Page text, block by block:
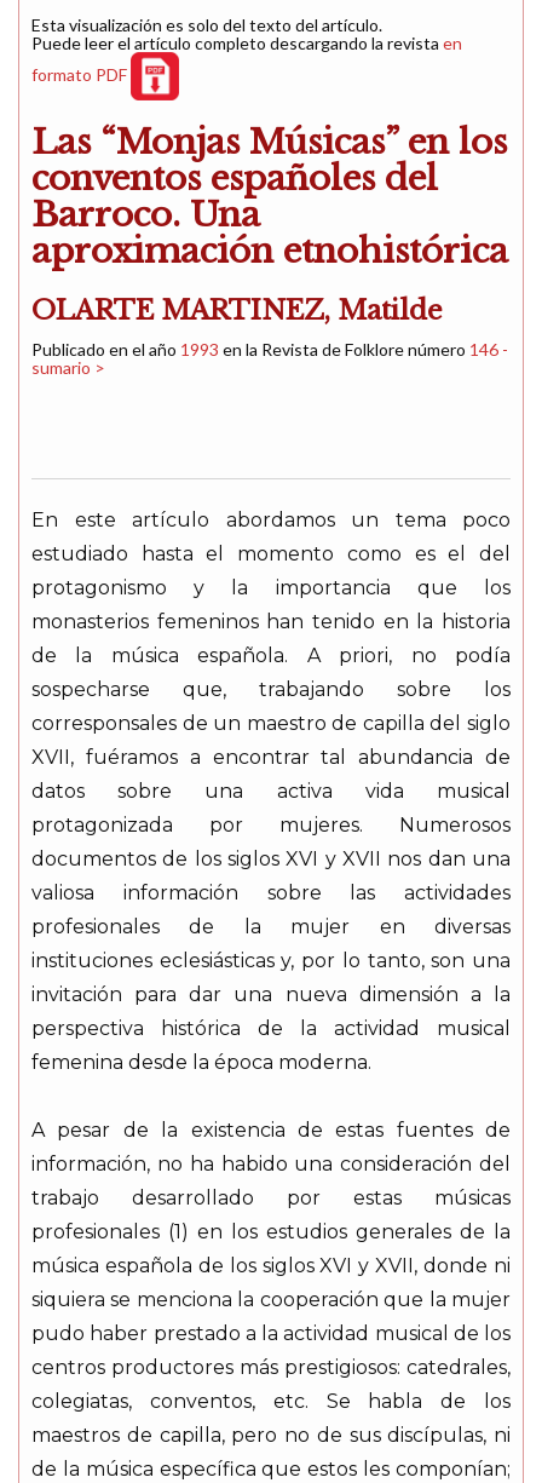
Esta visualización es solo del texto del artículo.
Puede leer el artículo completo descargando la revista en
formato PDF
Las “Monjas Músicas” en los
conventos españoles del
Barroco. Una
aproximación etnohistórica
OLARTE MARTINEZ, Matilde
Publicado en el año 1993 en la Revista de Folklore número 146 -
sumario >
En este artículo abordamos un tema poco
estudiado hasta el momento como es el del
protagonismo y la importancia que los
monasterios femeninos han tenido en la historia
de la música española. A priori, no podía
sospecharse que, trabajando sobre los
corresponsales de un maestro de capilla del siglo
XVII, fuéramos a encontrar tal abundancia de
datos sobre una activa vida musical
protagonizada por mujeres. Numerosos
documentos de los siglos XVI y XVII nos dan una
valiosa información sobre las actividades
profesionales de la mujer en diversas
instituciones eclesiásticas y, por lo tanto, son una
invitación para dar una nueva dimensión a la
perspectiva histórica de la actividad musical
femenina desde la época moderna.
A pesar de la existencia de estas fuentes de
información, no ha habido una consideración del
trabajo desarrollado por estas músicas
profesionales (1) en los estudios generales de la
música española de los siglos XVI y XVII, donde ni
siquiera se menciona la cooperación que la mujer
pudo haber prestado a la actividad musical de los
centros productores más prestigiosos: catedrales,
colegiatas, conventos, etc. Se habla de los
maestros de capilla, pero no de sus discípulas, ni
de la música específica que estos les componían;